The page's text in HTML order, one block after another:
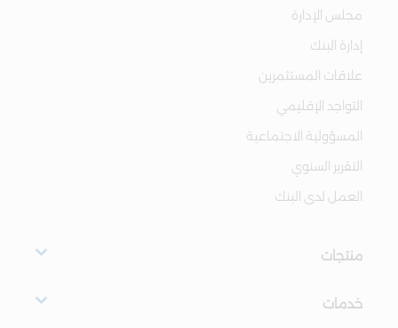
مجلس الإدارة
إدارة البنك
علاقات المستثمرين
التواجد الإقليمي
المسؤولية الاجتماعية
التقرير السنوي
العمل لدى البنك
منتجات
خدمات